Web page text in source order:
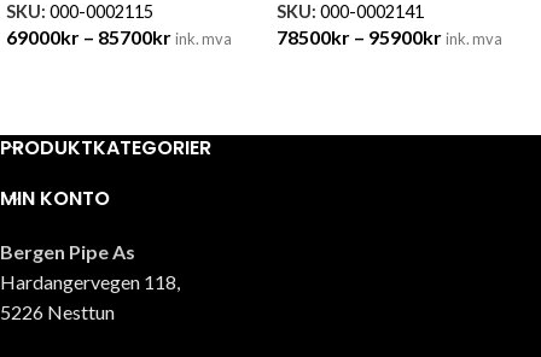
SKU: 000-0002115
69000kr – 85700krink. mva
SKU: 000-0002141
78500kr – 95900krink. mva
PRODUKTKATEGORIER
MIN KONTO
Bergen Pipe As
Hardangervegen 118,
5226 Nesttun